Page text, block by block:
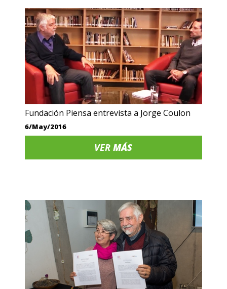
Fundación Piensa entrevista a Jorge Coulon
6/May/2016
VERMÁS